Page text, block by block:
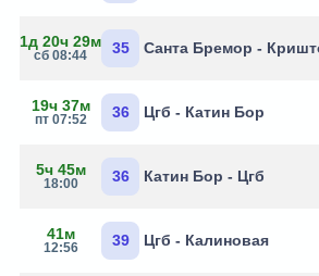
1д 20ч 29м
сб 08:44 35 Санта Бремор -
19ч 37м
пт 07:52 36 Цгб - Катин Бор
5ч 45м
18:00 36 Катин Бор - Цгб
41м
12:56 39 Цгб - Калиновая